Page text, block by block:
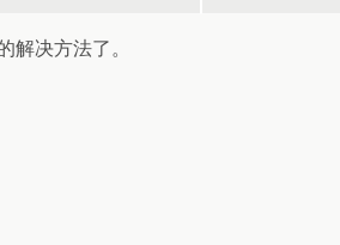
决方法了。